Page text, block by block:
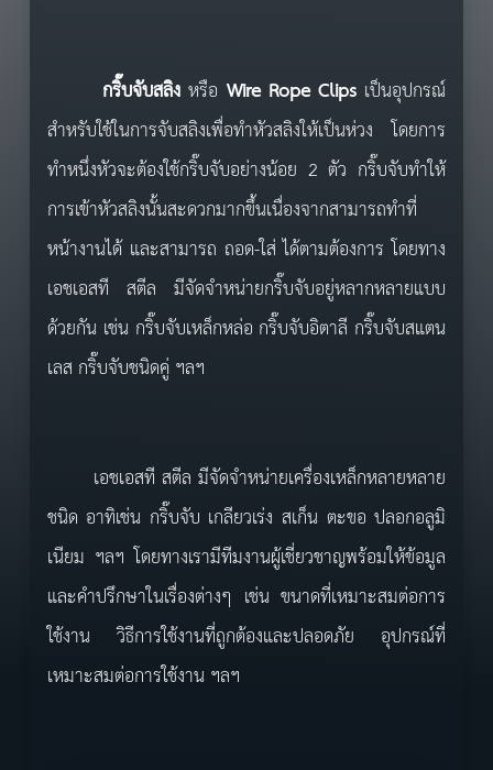
กริ๊บจับสลิงหรือ Wire Rope Clips เป็นอุปกรณ์
สำหรับใช้ในการจับสลิงเพื่อทำหัวสลิงให้เป็นห่วง โดยการ
ทำหนึ่งหัวจะต้องใช้กริ๊บจับอย่างน้อย 2 ตัว กริ๊บจับทำให้
การเข้าหัวสลิงนั้นสะดวกมากขึ้นเนื่องจากสามารถทำที่
หน้างานได้ และสามารถ ถอด-ใส่ ได้ตามต้องการ โดยทาง
เอชเอสที สตีล มีจัดจำหน่ายกริ๊บจับอยู่หลากหลายแบบ
ด้วยกัน เช่น กริ๊บจับเหล็กหล่อ กริ๊บจับอิตาลี กริ๊บจับสแตน
เลส กริ๊บจับชนิดคู่ ฯลฯ
เอชเอสที สตีล มีจัดจำหน่ายเครื่องเหล็กหลายหลาย
ชนิด อาทิเช่น กริ๊บจับ เกลียวเร่ง สเก็น ตะขอ ปลอกอลูมิ
เนียม ฯลฯ โดยทางเรามีทีมงานผู้เชี่ยวชาญพร้อมให้ข้อมูล
และคำปรึกษาในเรื่องต่างๆ เช่น ขนาดที่เหมาะสมต่อการ
ใช้งาน วิธีการใช้งานที่ถูกต้องและปลอดภัย อุปกรณ์ที่
เหมาะสมต่อการใช้งาน ฯลฯ